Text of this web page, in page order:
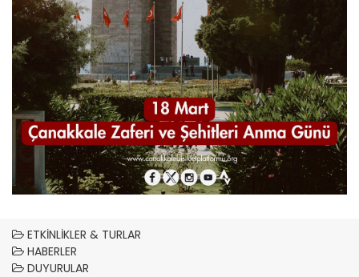
ETKINLIKLER & TURLAR
HABERLER
DUYURULAR